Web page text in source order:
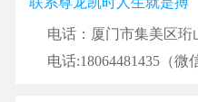
电话：厦门市集美区珩
电话:18064481435（微